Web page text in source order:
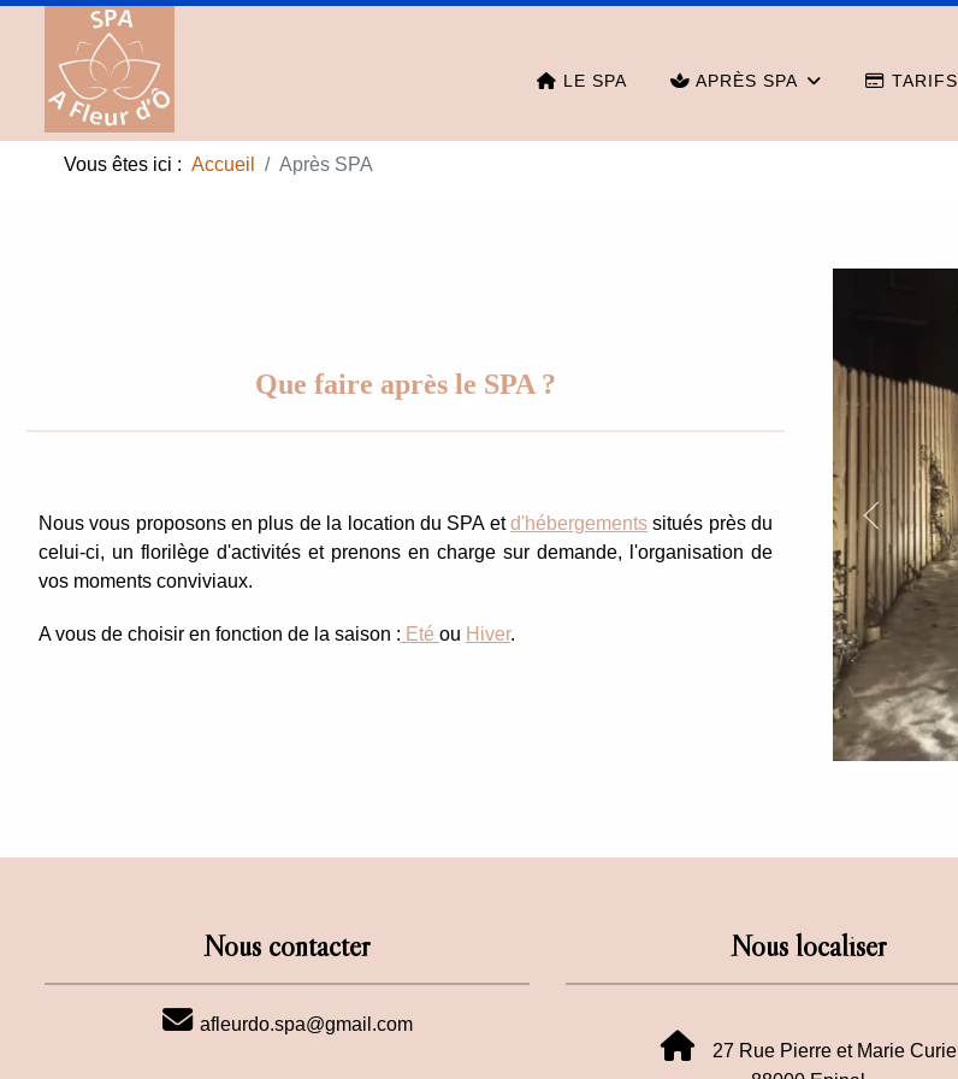
LE SPA APRÈS SPA TARIFS
Vous êtes ici : Accueil Après SPA
Que faire après le SPA ?
Nous vous proposons en plus de la location du SPA etd'hébergementssitués près du
celui-ci, un florilège d'activités et prenons en charge sur demande, l'organisation de
vos moments conviviaux.
A vous de choisir en fonction de la saison : Eté ou Hiver.
Nous contacter
afleurdo.spa@gmail.com
Nous localiser
27 Rue Pierre et Marie Curie